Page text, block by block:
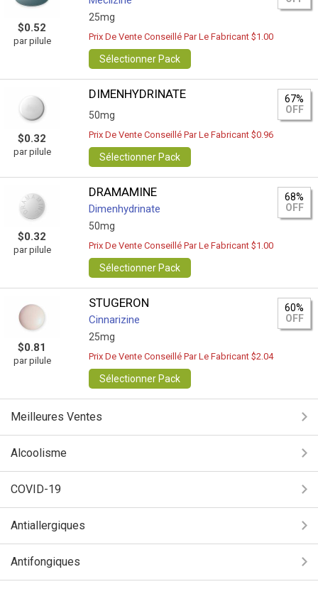
$0.52
par pilule
25mg
Prix De Vente Conseillé Par Le Fabricant $1.00
Sélectionner Pack
$0.32
par pilule
DIMENHYDRINATE
50mg
67%
OFF
Prix De Vente Conseillé Par Le Fabricant $0.96
Sélectionner Pack
$0.32
par pilule
DRAMAMINE
Dimenhydrinate
50mg
68%
OFF
Prix De Vente Conseillé Par Le Fabricant $1.00
Sélectionner Pack
$0.81
par pilule
STUGERON
Cinnarizine
25mg
60%
OFF
Prix De Vente Conseillé Par Le Fabricant $2.04
Sélectionner Pack
Meilleures Ventes
Alcoolisme
COVID-19
Antiallergiques
Antifongiques